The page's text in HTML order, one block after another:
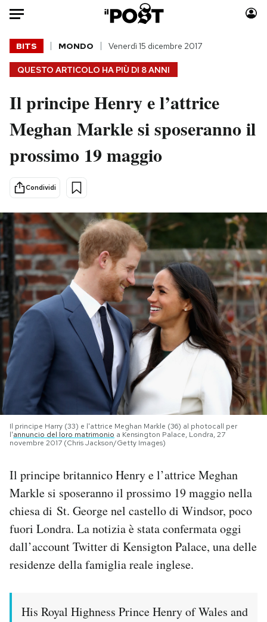
Auto
HOME
Italia
Politica
Tecnologia
Scienza
Economia
Sport
Moda
Consumismi
Storie/Idee
Altrecose
Mondiali calcio 2026
PODCAST
NEWSLETTER
I MIEI PREFERITI
SHOP
CALENDARIO
AREA PERSONALE
Area Personale
Newsletter
Notifiche mobile
Regala il Post
QUESTO ARTICOLO HA PIÙ DI 8 ANNI
BITS MONDO Venerdì 15 dicembre 2017
Il principe Henry e l’attrice
Meghan Markle si sposeranno il
prossimo 19 maggio
Condividi
Il principe Harry (33) e l'attrice Meghan Markle (36) al photocall per
l'annuncio del loro matrimonio a Kensington Palace, Londra, 27
novembre 2017 (Chris Jackson/Getty Images)
Il principe britannico Henry e l’attrice Meghan
Markle si sposeranno il prossimo 19 maggio nella
chiesa di St. George nel castello di Windsor, poco
fuori Londra. La notizia è stata confermata oggi
dall’account Twitter di Kensigton Palace, una delle
residenze della famiglia reale inglese.
His Royal Highness Prince Henry of Wales and